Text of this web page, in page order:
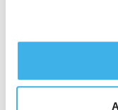
Leggi gli altri
Sostenibilità